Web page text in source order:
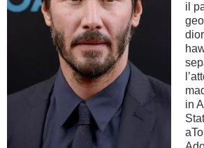
FORUM
il
in